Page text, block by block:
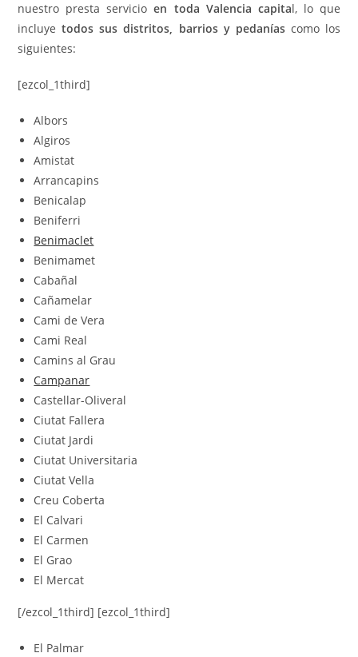
nuestro presta servicioen toda Valencia capital, lo que
incluyetodos sus distritos, barrios y pedaníascomo los
siguientes:
[ezcol_1third]
Albors
Algiros
Amistat
Arrancapins
Benicalap
Beniferri
Benimaclet
Benimamet
Cabañal
Cañamelar
Cami de Vera
Cami Real
Camins al Grau
Campanar
Castellar-Oliveral
Ciutat Fallera
Ciutat Jardi
Ciutat Universitaria
Ciutat Vella
Creu Coberta
El Calvari
El Carmen
El Grao
El Mercat
[/ezcol_1third] [ezcol_1third]
El Palmar